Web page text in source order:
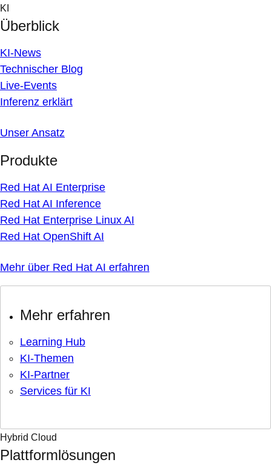
Skip
to
content
KI
Überblick
KI-News
Technischer Blog
Live-Events
Inferenz erklärt
Unser Ansatz
Produkte
Red Hat AI Enterprise
Red Hat AI Inference
Red Hat Enterprise Linux AI
Red Hat OpenShift AI
Mehr über Red Hat AI erfahren
Mehr erfahren
Learning Hub
KI-Themen
KI-Partner
Services für KI
Hybrid Cloud
Plattformlösungen